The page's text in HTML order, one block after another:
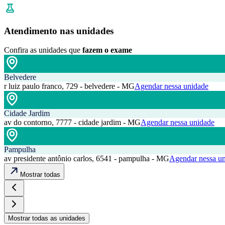
Atendimento nas unidades
Confira as unidades que fazem o exame
Belvedere
r luiz paulo franco, 729 - belvedere - MGAgendar nessa unidade
Cidade Jardim
av do contorno, 7777 - cidade jardim - MGAgendar nessa unidade
Pampulha
av presidente antônio carlos, 6541 - pampulha - MGAgendar nessa
Mostrar todas
Mostrar todas as unidades